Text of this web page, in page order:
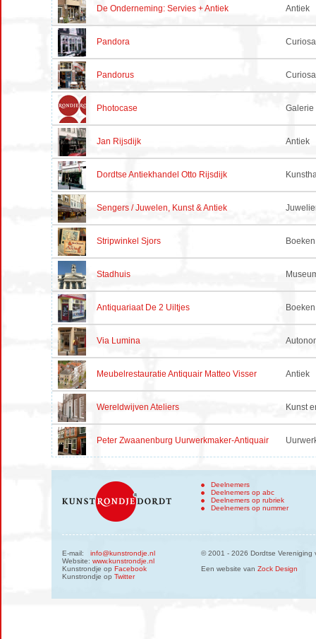
De Onderneming: Servies + Antiek Antiek
Pandora Curiosa
Pandorus Curiosa
Photocase Galerie
Jan Rijsdijk Antiek
Dordtse Antiekhandel Otto Rijsdijk
Sengers / Juwelen, Kunst & Antiek
Stripwinkel Sjors Boeken
Stadhuis
Antiquariaat De 2 Uiltjes Boeken
Via Lumina
Meubelrestauratie Antiquair Matteo Visser Antiek
Wereldwijven Ateliers Kunst
Peter Zwaanenburg Uurwerkmaker-Antiquair
Deelnemers
Deelnemers op abc
Deelnemers op rubriek
Deelnemers op nummer
E-mail: info@kunstrondje.nl
Website: www.kunstrondje.nl
Kunstrondje op Facebook
Kunstrondje op Twitter
© 2001 - 2026 Dordtse Vereniging
Een website van Zock Design